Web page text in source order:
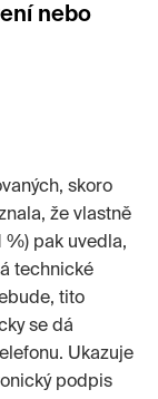
nebo
skoro
že vlastně
%) pak uvedla,
technické
tito
se dá
Ukazuje
podpis